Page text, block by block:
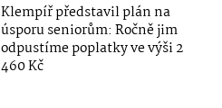
Klempíř představil plán na
úsporu seniorům: Ročně jim
odpustíme poplatky ve výši 2
460 Kč